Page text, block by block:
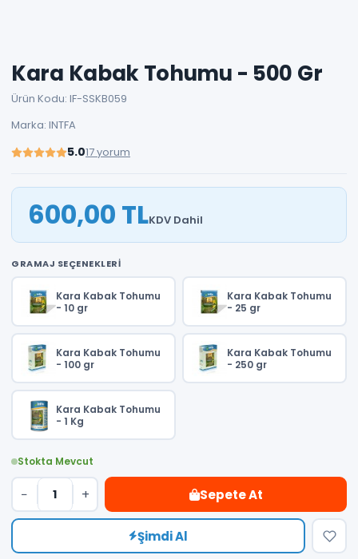
Kara Kabak Tohumu - 500 Gr
Ürün Kodu: IF-SSKB059
Marka: INTFA
5.017 yorum
600,00 TLKDV Dahil
GRAMAJ SEÇENEKLERI
Kara Kabak Tohumu
- 10 gr
Kara Kabak Tohumu
- 25 gr
Kara Kabak Tohumu
- 100 gr
Kara Kabak Tohumu
- 250 gr
Kara Kabak Tohumu
- 1 Kg
Stokta Mevcut
− + Sepete At
Şimdi Al